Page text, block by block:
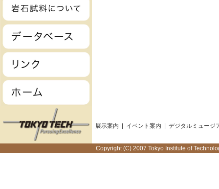
展示案内 イベント案内 デジタルミュージ
Copyright (C) 2007 Tokyo Institute of